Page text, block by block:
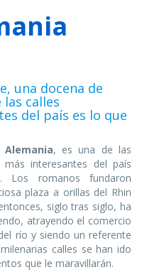
una docena de
calles
del país es lo que
Alemania, es una de las
más interesantes del país
Los romanos fundaron
plaza a orillas del Rhin
siglo tras siglo, ha
atrayendo el comercio
río y siendo un referente
calles se han ido
que le maravillarán.